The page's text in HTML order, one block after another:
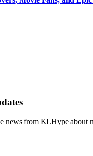
news from KLHype about